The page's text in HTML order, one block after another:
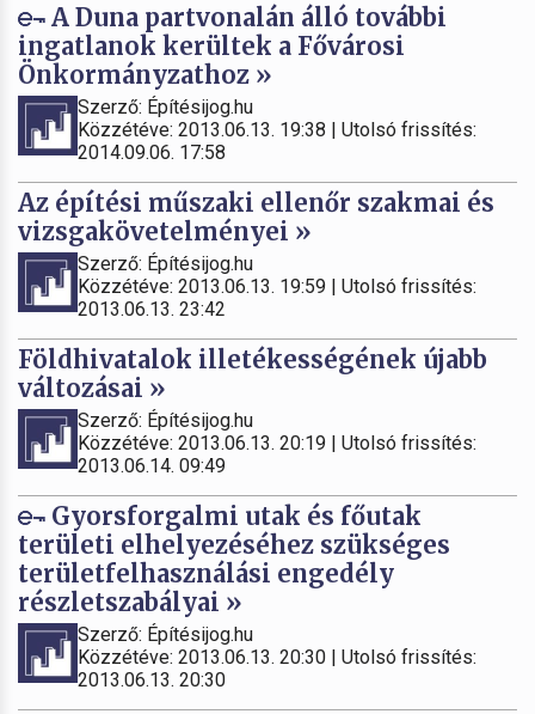
A Duna partvonalán álló további
ingatlanok kerültek a Fővárosi
Önkormányzathoz »
Szerző: Építésijog.hu
Közzétéve: 2013.06.13. 19:38 | Utolsó frissítés:
2014.09.06. 17:58
Az építési műszaki ellenőr szakmai és
vizsgakövetelményei »
Szerző: Építésijog.hu
Közzétéve: 2013.06.13. 19:59 | Utolsó frissítés:
2013.06.13. 23:42
Földhivatalok illetékességének újabb
változásai »
Szerző: Építésijog.hu
Közzétéve: 2013.06.13. 20:19 | Utolsó frissítés:
2013.06.14. 09:49
Gyorsforgalmi utak és főutak
területi elhelyezéséhez szükséges
területfelhasználási engedély
részletszabályai »
Szerző: Építésijog.hu
Közzétéve: 2013.06.13. 20:30 | Utolsó frissítés:
2013.06.13. 20:30